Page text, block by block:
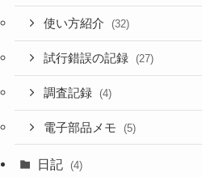
使い方紹介 (32)
試行錯誤の記録 (27)
調査記録 (4)
電子部品メモ (5)
日記 (4)